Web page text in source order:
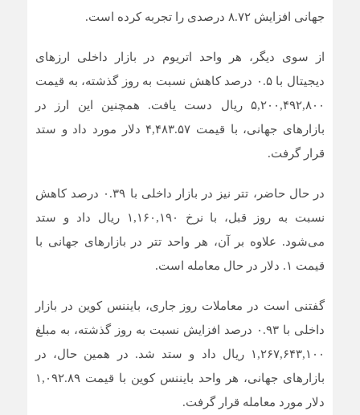
جهانی افزایش ۸.۷۲ درصدی را تجربه کرده است.
از سوی دیگر، هر واحد اتریوم در بازار داخلی ارز‌های
دیجیتال با ۰.۵ درصد کاهش نسبت به روز گذشته، به قیمت
۵,۲۰۰,۴۹۲,۸۰۰ ریال دست یافت. همچنین این ارز در
بازار‌های جهانی، با قیمت ۴,۴۸۳.۵۷ دلار مورد داد و ستد
قرار گرفت.
در حال حاضر، تتر نیز در بازار داخلی با ۰.۳۹ درصد کاهش
نسبت به روز قبل، با نرخ ۱,۱۶۰,۱۹۰ ریال داد و ستد
می‌شود. علاوه بر آن، هر واحد تتر در بازار‌های جهانی با
قیمت ۱. دلار در حال معامله است.
گفتنی است در معاملات روز جاری، بایننس کوین در بازار
داخلی با ۰.۹۳ درصد افزایش نسبت به روز گذشته، به مبلغ
۱,۲۶۷,۶۴۳,۱۰۰ ریال داد و ستد شد. در همین حال، در
بازار‌های جهانی، هر واحد بایننس کوین با قیمت ۱,۰۹۲.۸۹
دلار مورد معامله قرار گرفت.